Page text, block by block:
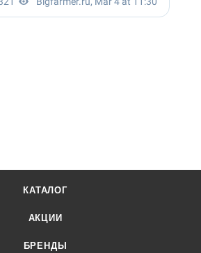
КАТАЛОГ
АКЦИИ
БРЕНДЫ